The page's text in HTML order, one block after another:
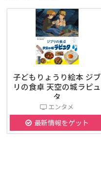
子どもりょうり絵本 ジブ
リの食卓 天空の城ラピュ
タ
エンタメ
最新情報をゲット